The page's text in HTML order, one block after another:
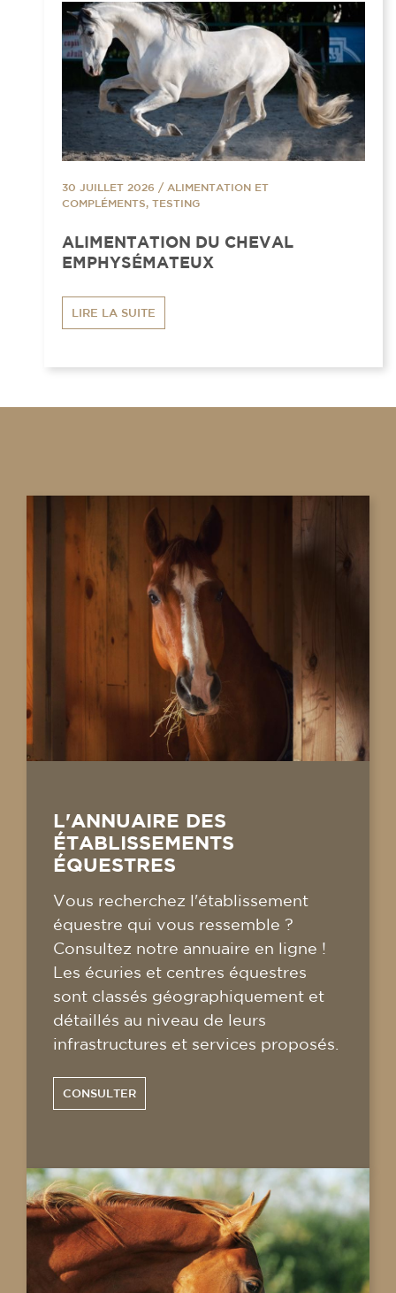
30 JUILLET 2026 / ALIMENTATION ET
COMPLÉMENTS, TESTING
ALIMENTATION DU CHEVAL
EMPHYSÉMATEUX
LIRE LA SUITE
L'ANNUAIRE DES
ÉTABLISSEMENTS
ÉQUESTRES
Vous recherchez l'établissement
équestre qui vous ressemble ?
Consultez notre annuaire en ligne !
Les écuries et centres équestres
sont classés géographiquement et
détaillés au niveau de leurs
infrastructures et services proposés.
CONSULTER